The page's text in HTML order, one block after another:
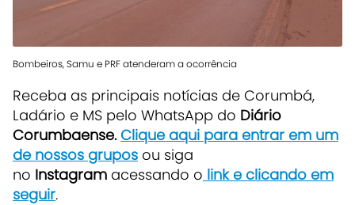
Bombeiros, Samu e PRF atenderam a ocorrência
Receba as principais notícias de Corumbá,
Ladário e MS pelo WhatsApp do Diário
Corumbaense.Clique aqui para entrar em um
de nossos grupos ou siga
no Instagram acessando o link e clicando em
seguir.